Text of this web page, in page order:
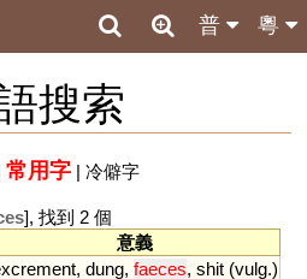
粵
普
搜索
常用字| 冷僻字
], 找到 2 個
意義
, dung, faeces, shit(vulg.)